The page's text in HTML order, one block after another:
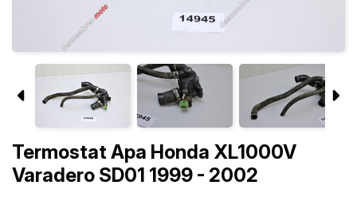
Termostat Apa Honda XL1000V
Varadero SD01 1999 - 2002